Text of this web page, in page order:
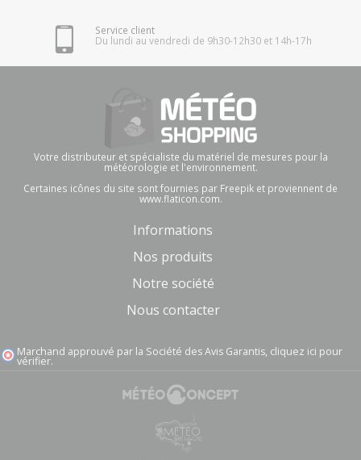
Service client
Du lundi au vendredi de 9h30-12h30 et 14h-17h
Votre distributeur et spécialiste du matériel de mesures pour la
météorologie et l'environnement.
Certaines icônes du site sont fournies par Freepik et proviennent de
www.flaticon.com.
Informations
Nos produits
Notre société
Nous contacter
Marchand approuvé par la Société des Avis Garantis, cliquez ici pour
vérifier.